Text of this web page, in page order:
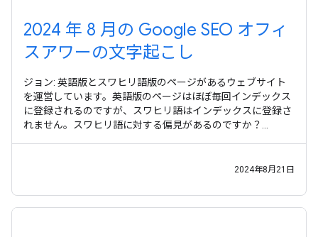
2024 年 8 月の Google SEO オフィ
スアワーの文字起こし
ジョン: 英語版とスワヒリ語版のページがあるウェブサイト
を運営しています。英語版のページはほぼ毎回インデックス
に登録されるのですが、スワヒリ語はインデックスに登録さ
れません。スワヒリ語に対する偏見があるのですか？
2024年8月21日